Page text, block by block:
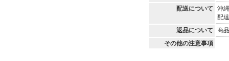
配送について
沖
配
返品について
商
その他の注意事項